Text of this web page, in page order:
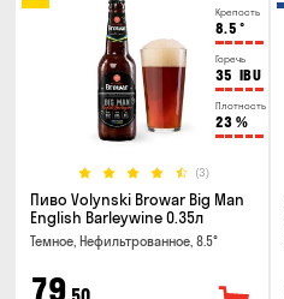
Крепость
8.5 °
Горечь
35 IBU
Плотность
23 %
(3)
Пиво Volynski Browar Big Man
English Barleywine 0.35л
Темное, Нефильтрованное, 8.5°
79